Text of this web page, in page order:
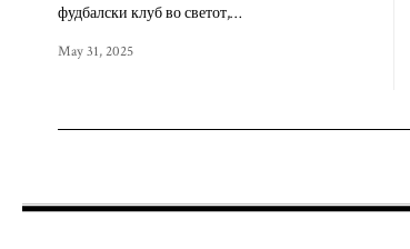
фудбалски клуб во светот,…
May 31, 2025